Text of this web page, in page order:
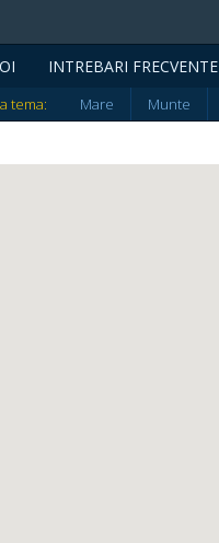
INTREBARI FRECVENTE
tema:
Mare Munte